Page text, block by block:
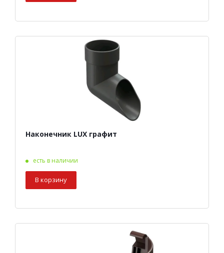
Наконечник LUX графит
есть в наличии
В корзину